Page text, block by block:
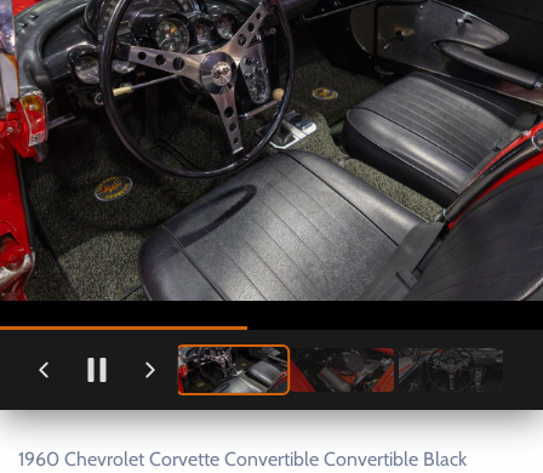
1960 Chevrolet Corvette Convertible Convertible Black